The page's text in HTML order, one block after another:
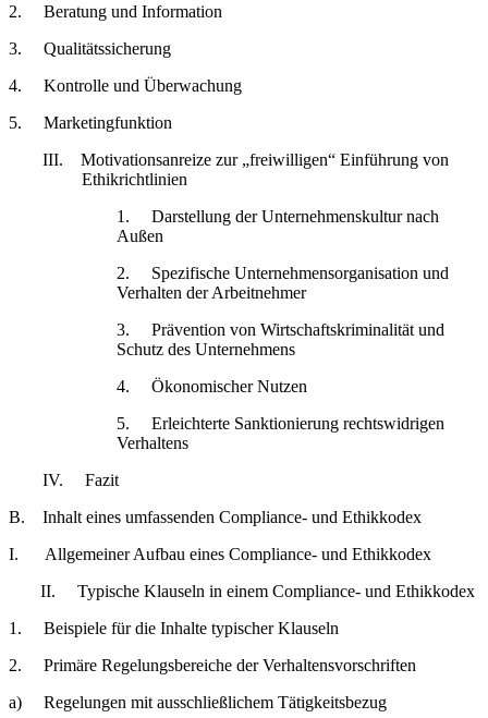
2. Beratung und Information
3. Qualitätssicherung
4. Kontrolle und Überwachung
5. Marketingfunktion
III. Motivationsanreize zur „freiwilligen“ Einführung von
Ethikrichtlinien
1. Darstellung der Unternehmenskultur nach
Außen
2. Spezifische Unternehmensorganisation und
Verhalten der Arbeitnehmer
3. Prävention von Wirtschaftskriminalität und
Schutz des Unternehmens
4. Ökonomischer Nutzen
5. Erleichterte Sanktionierung rechtswidrigen
Verhaltens
IV. Fazit
B. Inhalt eines umfassenden Compliance- und Ethikkodex
I. Allgemeiner Aufbau eines Compliance- und Ethikkodex
II. Typische Klauseln in einem Compliance- und Ethikkodex
1. Beispiele für die Inhalte typischer Klauseln
2. Primäre Regelungsbereiche der Verhaltensvorschriften
a) Regelungen mit ausschließlichem Tätigkeitsbezug